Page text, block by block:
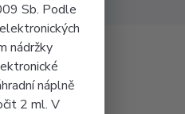
Sb. Podle
nádržky
náplně
2 ml. V